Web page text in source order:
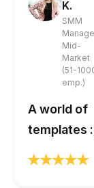
K.
SMM
Mid-
Market
(51-
emp.)
A world of
templates